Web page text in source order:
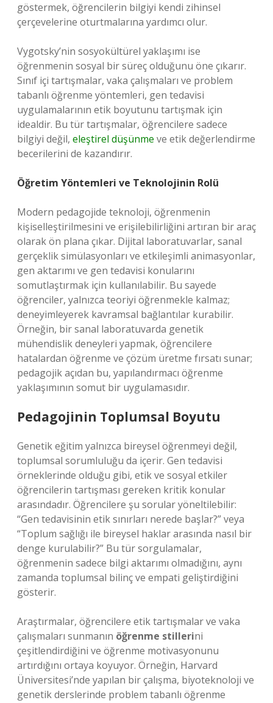
göstermek, öğrencilerin bilgiyi kendi zihinsel
çerçevelerine oturtmalarına yardımcı olur.
Vygotsky’nin sosyokültürel yaklaşımı ise
öğrenmenin sosyal bir süreç olduğunu öne çıkarır.
Sınıf içi tartışmalar, vaka çalışmaları ve problem
tabanlı öğrenme yöntemleri, gen tedavisi
uygulamalarının etik boyutunu tartışmak için
idealdir. Bu tür tartışmalar, öğrencilere sadece
bilgiyi değil, eleştirel düşünme ve etik değerlendirme
becerilerini de kazandırır.
Öğretim Yöntemleri ve Teknolojinin Rolü
Modern pedagojide teknoloji, öğrenmenin
kişiselleştirilmesini ve erişilebilirliğini artıran bir araç
olarak ön plana çıkar. Dijital laboratuvarlar, sanal
gerçeklik simülasyonları ve etkileşimli animasyonlar,
gen aktarımı ve gen tedavisi konularını
somutlaştırmak için kullanılabilir. Bu sayede
öğrenciler, yalnızca teoriyi öğrenmekle kalmaz;
deneyimleyerek kavramsal bağlantılar kurabilir.
Örneğin, bir sanal laboratuvarda genetik
mühendislik deneyleri yapmak, öğrencilere
hatalardan öğrenme ve çözüm üretme fırsatı sunar;
pedagojik açıdan bu, yapılandırmacı öğrenme
yaklaşımının somut bir uygulamasıdır.
Pedagojinin Toplumsal Boyutu
Genetik eğitim yalnızca bireysel öğrenmeyi değil,
toplumsal sorumluluğu da içerir. Gen tedavisi
örneklerinde olduğu gibi, etik ve sosyal etkiler
öğrencilerin tartışması gereken kritik konular
arasındadır. Öğrencilere şu sorular yöneltilebilir:
“Gen tedavisinin etik sınırları nerede başlar?” veya
“Toplum sağlığı ile bireysel haklar arasında nasıl bir
denge kurulabilir?” Bu tür sorgulamalar,
öğrenmenin sadece bilgi aktarımı olmadığını, aynı
zamanda toplumsal bilinç ve empati geliştirdiğini
gösterir.
Araştırmalar, öğrencilere etik tartışmalar ve vaka
çalışmaları sunmanın öğrenme stillerini
çeşitlendirdiğini ve öğrenme motivasyonunu
artırdığını ortaya koyuyor. Örneğin, Harvard
Üniversitesi’nde yapılan bir çalışma, biyoteknoloji ve
genetik derslerinde problem tabanlı öğrenme